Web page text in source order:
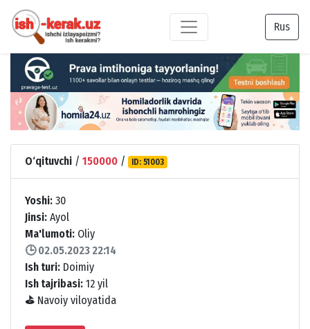
Rus
O‘qituvchi / 150000 / ID: 51003
Yoshi: 30
Jinsi: Ayol
Ma'lumoti: Oliy
🕒 02.05.2023 22:14
Ish turi: Doimiy
Ish tajribasi: 12 yil
⛳ Navoiy viloyatida